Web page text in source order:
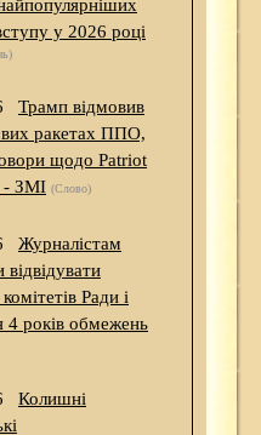
у 2026 році
Трамп відмовив
ракетах ППО,
щодо Patriot
- ЗМІ (Слово)
Журналістам
відвідувати
Ради і
4 років обмежень
Колишні